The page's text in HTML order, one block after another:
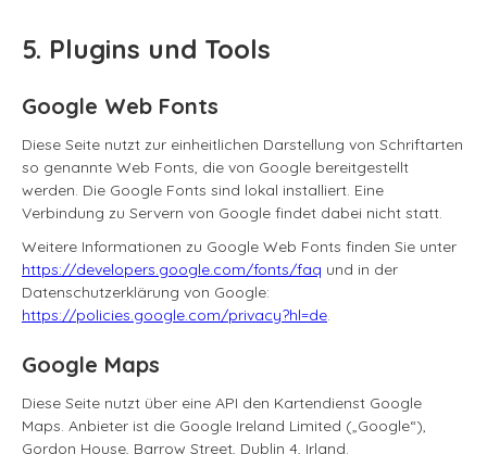
5. Plugins und Tools
Google Web Fonts
Diese Seite nutzt zur einheitlichen Darstellung von Schriftarten
so genannte Web Fonts, die von Google bereitgestellt
werden. Die Google Fonts sind lokal installiert. Eine
Verbindung zu Servern von Google findet dabei nicht statt.
Weitere Informationen zu Google Web Fonts finden Sie unter
https://developers.google.com/fonts/faq und in der
Datenschutzerklärung von Google:
https://policies.google.com/privacy?hl=de.
Google Maps
Diese Seite nutzt über eine API den Kartendienst Google
Maps. Anbieter ist die Google Ireland Limited („Google“),
Gordon House, Barrow Street, Dublin 4, Irland.